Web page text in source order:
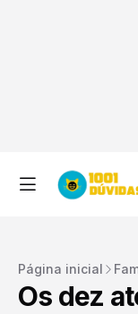
Página inicial
Os dez